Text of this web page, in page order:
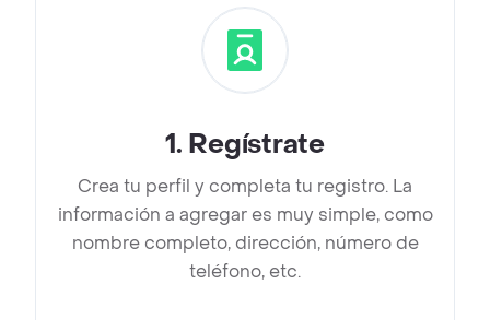
1. Regístrate
Crea tu perfil y completa tu registro. La
información a agregar es muy simple, como
nombre completo, dirección, número de
teléfono, etc.